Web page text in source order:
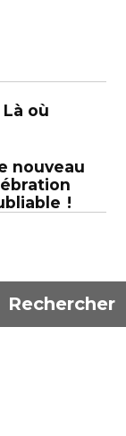
où
nouveau
!
Rechercher